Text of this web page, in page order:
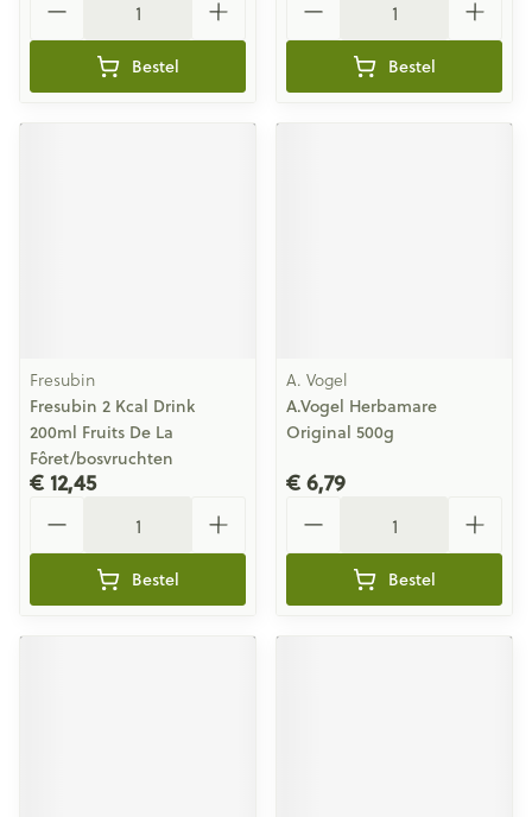
Bestel Bestel
Fresubin
Fresubin 2 Kcal Drink
200ml Fruits De La
Fôret/bosvruchten
€ 12,45
Bestel
A. Vogel
A.Vogel Herbamare
Original 500g
€ 6,79
Bestel